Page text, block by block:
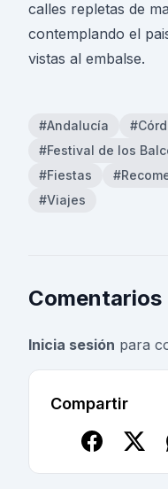
calles repletas de
contemplando el
vistas al embalse.
#Andalucía
#Festival de los
#Fiestas
#Viajes
Comentarios
Inicia sesión para
Compartir